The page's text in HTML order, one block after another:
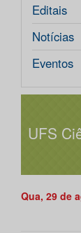
Editais
Notícias
Eventos
UFS
Qua, 29 de